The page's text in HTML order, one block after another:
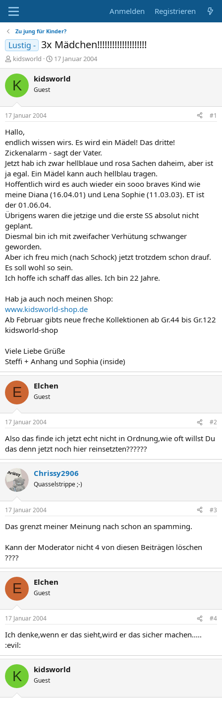
Anmelden Registrieren
Zu jung für Kinder?
Lustig - 3x Mädchen!!!!!!!!!!!!!!!!!!!!
E
r
s
e
r
kidsworld
E
r
s
t
17 Januar 2004
K kidsworld
Guest
17 Januar 2004 #1
Hallo,
endlich wissen wirs. Es wird ein Mädel! Das dritte!
Zickenalarm - sagt der Vater.
Jetzt hab ich zwar hellblaue und rosa Sachen daheim, aber ist
ja egal. Ein Mädel kann auch hellblau tragen.
Hoffentlich wird es auch wieder ein sooo braves Kind wie
meine Diana (16.04.01) und Lena Sophie (11.03.03). ET ist
der 01.06.04.
Übrigens waren die jetzige und die erste SS absolut nicht
geplant.
Diesmal bin ich mit zweifacher Verhütung schwanger
geworden.
Aber ich freu mich (nach Schock) jetzt trotzdem schon drauf.
Es soll wohl so sein.
Ich hoffe ich schaff das alles. Ich bin 22 Jahre.
Hab ja auch noch meinen Shop:
www.kidsworld-shop.de
Ab Februar gibts neue freche Kollektionen ab Gr.44 bis Gr.122
kidsworld-shop
Viele Liebe Grüße
Steffi + Anhang und Sophia (inside)
E Elchen
Guest
17 Januar 2004 #2
Also das finde ich jetzt echt nicht in Ordnung,wie oft willst Du
das denn jetzt noch hier reinsetzten??????
Chrissy2906
Quasselstrippe ;-)
17 Januar 2004 #3
Das grenzt meiner Meinung nach schon an spamming.
Kann der Moderator nicht 4 von diesen Beiträgen löschen
????
E Elchen
Guest
17 Januar 2004 #4
Ich denke,wenn er das sieht,wird er das sicher machen.....
:evil:
K kidsworld
Guest